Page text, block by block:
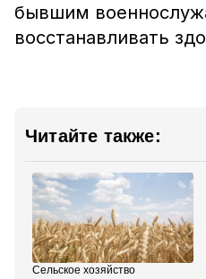
бывшим
восстанавливать
Читайте также:
Сельское хозяйство